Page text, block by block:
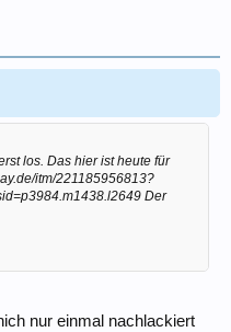
los. Das hier ist heute für
itm/221185956813?
Der
nur einmal nachlackiert